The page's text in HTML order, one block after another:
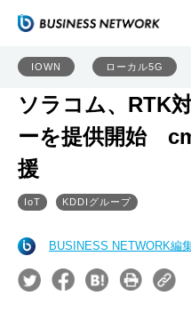
IOWN ローカル5G
ソラコム、RTK
ーを提供開始
援
IoT KDDIグループ
BUSINESS NETWORK編